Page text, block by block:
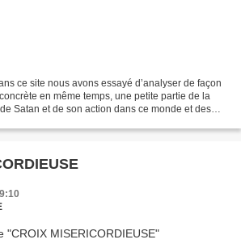
ce site nous avons essayé d’analyser de façon
en même temps, une petite partie de la
Satan et de son action dans ce monde et des